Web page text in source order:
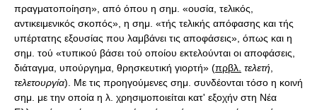
πραγματοποίηση», από όπου η σημ. «ουσία, τελικός,
αντικειμενικός σκοπός», η σημ. «τής τελικής απόφασης και τής
υπέρτατης εξουσίας που λαμβάνει τις αποφάσεις», όπως και η
σημ. τού «τυπικού βάσει τού οποίου εκτελούνται οι αποφάσεις,
διάταγμα, υπούργημα, θρησκευτική γιορτή» (πρβλ. τελετή
τελετουργία). Με τις προηγούμενες σημ. συνδέονται τόσο η κοινή
σημ. με την οποία η λ. χρησιμοποιείται κατ' εξοχήν στη Νέα